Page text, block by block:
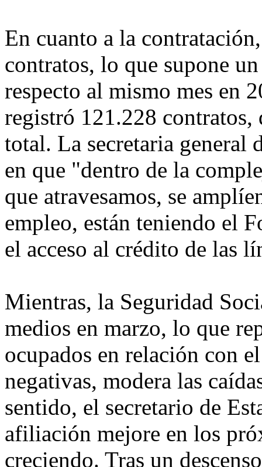
En cuanto a la
contratos, lo que supone
respecto al mismo mes en
registró 121.228 contratos,
total. La secretaria general
en que "dentro de la
que atravesamos, se
empleo, están teniendo el
el acceso al crédito de las
Mientras, la Seguridad
medios en marzo, lo que
ocupados en relación con
negativas, modera las
sentido, el secretario de
afiliación mejore en los
creciendo. Tras un